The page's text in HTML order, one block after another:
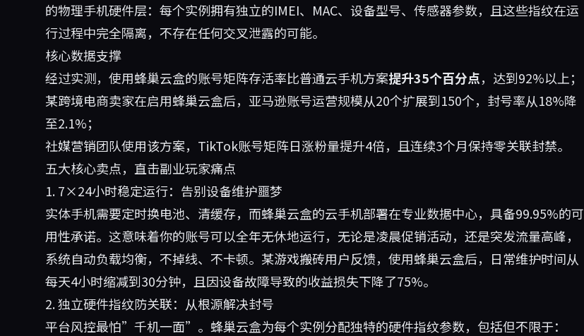
的物理手机硬件层：每个实例拥有独立的IMEI、MAC、设备型号、传感器参数，且这些指纹在运
行过程中完全隔离，不存在任何交叉泄露的可能。
核心数据支撑
经过实测，使用蜂巢云盒的账号矩阵存活率比普通云手机方案提升35个百分点，达到92%以上；
某跨境电商卖家在启用蜂巢云盒后，亚马逊账号运营规模从20个扩展到150个，封号率从18%降
至2.1%；
社媒营销团队使用该方案，TikTok账号矩阵日涨粉量提升4倍，且连续3个月保持零关联封禁。
五大核心卖点，直击副业玩家痛点
1. 7×24小时稳定运行：告别设备维护噩梦
实体手机需要定时换电池、清缓存，而蜂巢云盒的云手机部署在专业数据中心，具备99.95%的可
用性承诺。这意味着你的账号可以全年无休地运行，无论是凌晨促销活动，还是突发流量高峰，
系统自动负载均衡，不掉线、不卡顿。某游戏搬砖用户反馈，使用蜂巢云盒后，日常维护时间从
每天4小时缩减到30分钟，且因设备故障导致的收益损失下降了75%。
2. 独立硬件指纹防关联：从根源解决封号
平台风控最怕”千机一面”。蜂巢云盒为每个实例分配独特的硬件指纹参数，包括但不限于：